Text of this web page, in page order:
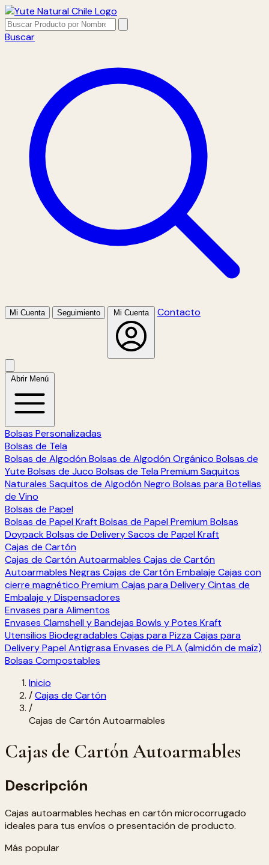
Buscar
Mi Cuenta Seguimiento Mi Cuenta Contacto
Abrir Menú
Bolsas Personalizadas
Bolsas de Tela
Bolsas de Algodón Bolsas de Algodón Orgánico Bolsas de
Yute Bolsas de Juco Bolsas de Tela Premium Saquitos
Naturales Saquitos de Algodón Negro Bolsas para Botellas
de Vino
Bolsas de Papel
Bolsas de Papel Kraft Bolsas de Papel Premium Bolsas
DoypackBolsas de DeliverySacos de Papel Kraft
Cajas de Cartón
Cajas de Cartón Autoarmables Cajas de Cartón
Autoarmables Negras Cajas de Cartón Embalaje Cajas con
cierre magnético Premium Cajas para DeliveryCintas de
Embalaje y Dispensadores
Envases para Alimentos
Envases Clamshell y Bandejas Bowls y Potes Kraft
Utensilios Biodegradables Cajas para Pizza Cajas para
DeliveryPapel Antigrasa Envases de PLA (almidón de maíz)
Bolsas Compostables
Inicio
/Cajas de Cartón
/
Cajas de Cartón Autoarmables
Cajas de Cartón Autoarmables
Descripción
Cajas autoarmables hechas en cartón microcorrugado
ideales para tus envíos o presentación de producto.
Más popular